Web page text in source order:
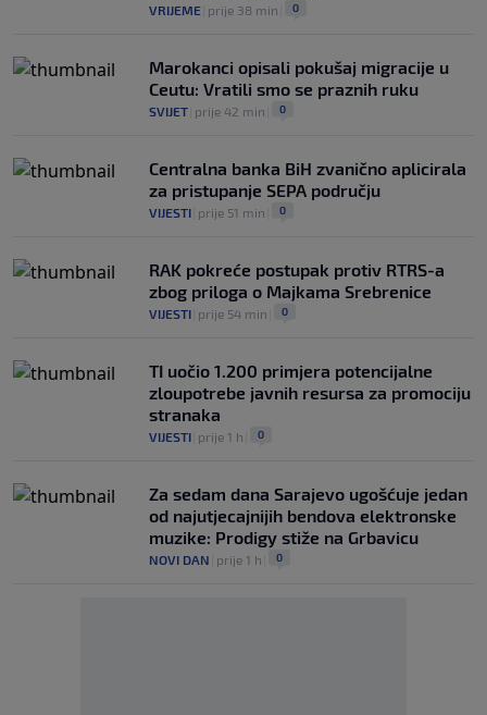
VRIJEME prije 38 min 0
Marokanci opisali pokušaj migracije u
Ceutu: Vratili smo se praznih ruku
SVIJET prije 42 min 0
Centralna banka BiH zvanično aplicirala
za pristupanje SEPA području
VIJESTI prije 51 min 0
RAK pokreće postupak protiv RTRS-a
zbog priloga o Majkama Srebrenice
VIJESTI prije 54 min 0
TI uočio 1.200 primjera potencijalne
zloupotrebe javnih resursa za promociju
stranaka
VIJESTI prije 1 h 0
Za sedam dana Sarajevo ugošćuje jedan
od najutjecajnijih bendova elektronske
muzike: Prodigy stiže na Grbavicu
NOVI DAN prije 1 h 0